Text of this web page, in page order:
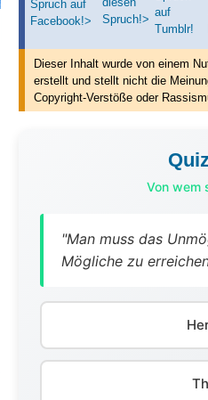
Dieser Inhalt wurde von einem
erstelltund stellt nicht die
Copyright-Verstöße oder
Von wem
"Man muss das
Mögliche zu